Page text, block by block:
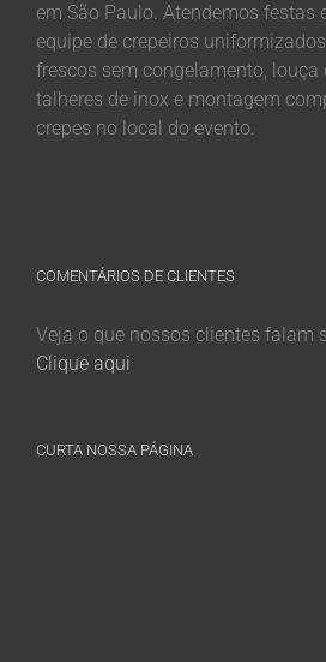
em São Paulo. Atendemos festas
equipe de crepeiros
frescos sem congelamento, louça
talheres de inox e montagem
crepes no local do evento.
COMENTÁRIOS DE CLIENTES
Veja o que nossos clientes falam
Clique aqui
CURTA NOSSA PÁGINA